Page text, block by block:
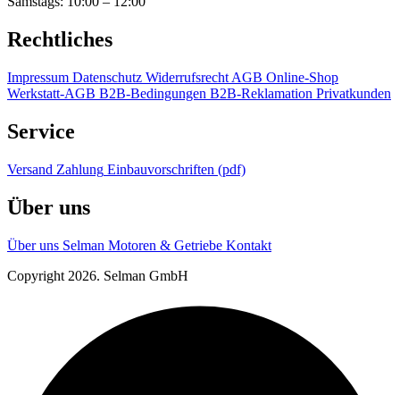
Rechtliches
Impressum Datenschutz Widerrufsrecht AGB Online-Shop
Werkstatt-AGB B2B-Bedingungen B2B-Reklamation Privatkunden
Service
Versand Zahlung Einbauvorschriften (pdf)
Über uns
Über uns Selman Motoren & Getriebe Kontakt
Copyright 2026. Selman GmbH